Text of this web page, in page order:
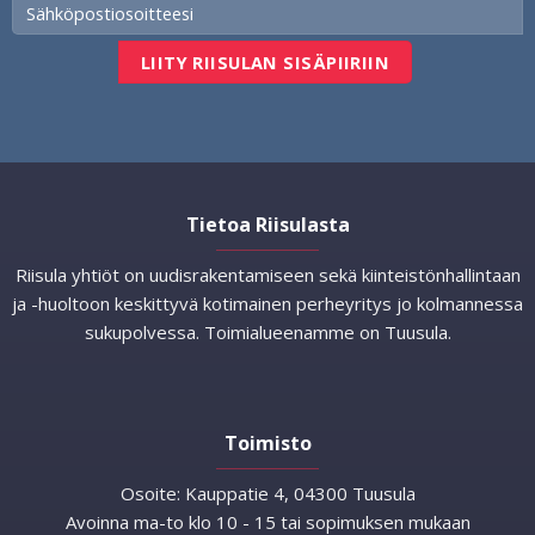
Tietoa Riisulasta
Riisula yhtiöt on uudisrakentamiseen sekä kiinteistönhallintaan
ja -huoltoon keskittyvä kotimainen perheyritys jo kolmannessa
sukupolvessa. Toimialueenamme on Tuusula.
Toimisto
Osoite: Kauppatie 4, 04300 Tuusula
Avoinna ma-to klo 10 - 15 tai sopimuksen mukaan